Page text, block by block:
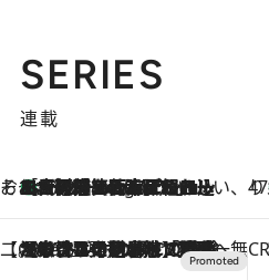
SERIES
連載
そおだよおこの関西おいしい、おやつ紀行4 Hours Ago
［大阪府箕面市］一皿一皿目の前で仕上げられる、料理を巧みに組み込んだアシェットデセールコース「ミチル アシェット デセール（Michiru assiette dessert）」 47都【和
【CREA×星野リゾート】唯一無二。癒しと発見が待つ場所へ
2026.8.7
【トンボの足水浴】ヒノキの香りに包まれて涼感マックス！約13℃の湧水かけ流しを避暑地「星野温泉 トンボの湯」で体験